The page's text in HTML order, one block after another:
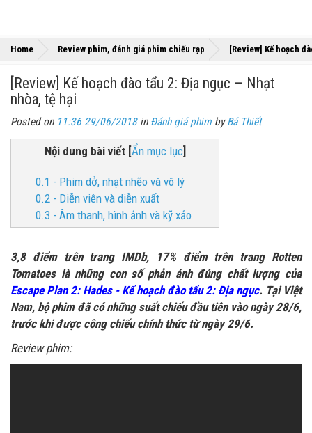
Home Review phim, đánh giá phim chiếu rạp [Review] Kế hoạch
[Review] Kế hoạch đào tẩu 2: Địa ngục – Nhạt
nhòa, tệ hại
Posted on 11:36 29/06/2018in Đánh giá phim byBá Thiết
Nội dung bài viết[Ẩn mục lục]
0.1 - Phim dở, nhạt nhẽo và vô lý
0.2 - Diễn viên và diễn xuất
0.3 - Âm thanh, hình ảnh và kỹ xảo
3,8 điểm trên trang IMDb, 17% điểm trên trang Rotten
Tomatoes là những con số phản ánh đúng chất lượng của
Escape Plan 2: Hades - Kế hoạch đào tẩu 2: Địa ngục. Tại Việt
Nam, bộ phim đã có những suất chiếu đầu tiên vào ngày 28/6,
trước khi được công chiếu chính thức từ ngày 29/6.
Review phim: